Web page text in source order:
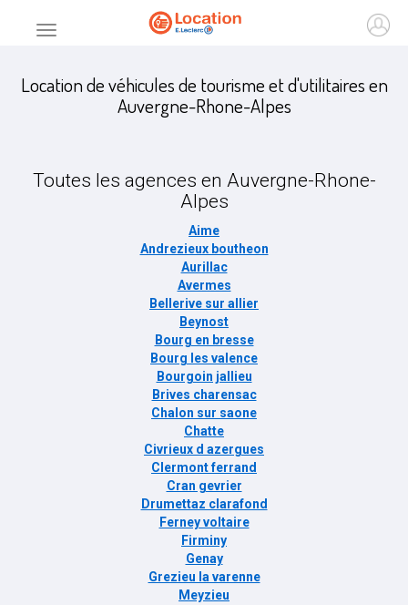
Menu principal
Accueil
Location de véhicules de tourisme et d'utilitaires en
Auvergne-Rhone-Alpes
Toutes les agences en Auvergne-Rhone-
Alpes
Aime
Andrezieux boutheon
Aurillac
Avermes
Bellerive sur allier
Beynost
Bourg en bresse
Bourg les valence
Bourgoin jallieu
Brives charensac
Chalon sur saone
Chatte
Civrieux d azergues
Clermont ferrand
Cran gevrier
Drumettaz clarafond
Ferney voltaire
Firminy
Genay
Grezieu la varenne
Meyzieu